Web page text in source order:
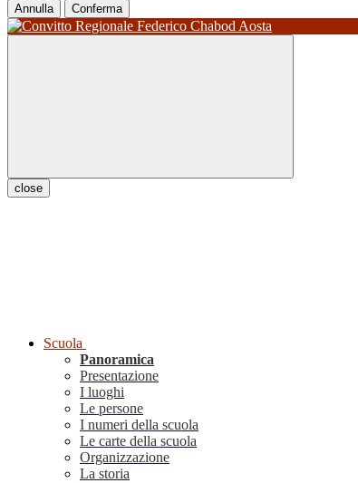
Annulla Conferma
close
Scuola
Panoramica
Presentazione
I luoghi
Le persone
I numeri della scuola
Le carte della scuola
Organizzazione
La storia